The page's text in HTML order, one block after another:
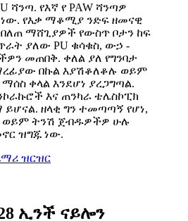
ሻንጣ. የእኛ የ PAW ሻንጣዎ
የእቃ ማቆሚያ ንድፍ ዘመናዊ
ማሸጊያዎች የውስጥ ቦታን ከፍ
ያለው PU ቁሳቁስ, ውኃ -
መጠበቅ. ቀለል ያለ የግንባታ
በኩል እያሽቆለቆሉ ወይም
ቀላል እንደሆነ ያረጋግጣል.
እና ጠንካራ ቴሌስኮፒክ
ዘላቂ ግን ተመጣጣኝ የሆነ,
ወይም ትንሽ ጀብዱዎችዎ ሁሉ
ዝግጁ ነው.
ዝርዝር
ኢንች ናይሎን